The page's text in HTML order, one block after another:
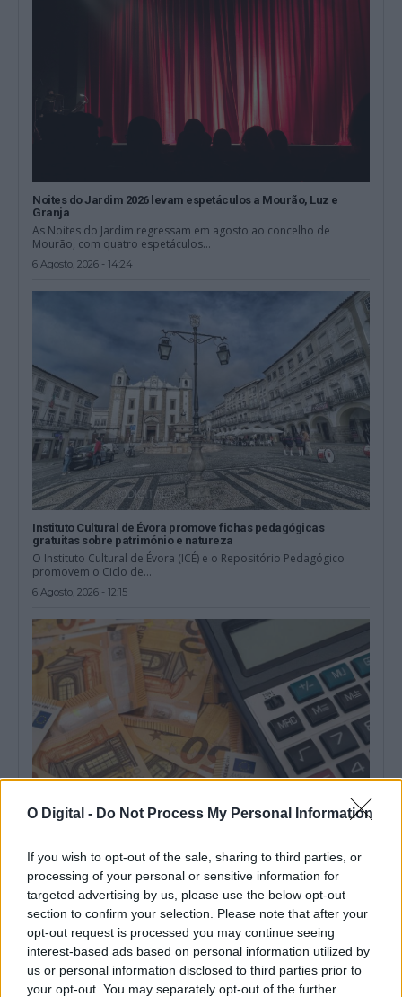
O Digital - Do Not Process My Personal Information
If you wish to opt-out of the sale, sharing to third parties, or
processing of your personal or sensitive information for
targeted advertising by us, please use the below opt-out
section to confirm your selection. Please note that after your
opt-out request is processed you may continue seeing
interest-based ads based on personal information utilized by
us or personal information disclosed to third parties prior to
your opt-out. You may separately opt-out of the further
Noites do Jardim 2026 levam espetáculos a Mourão, Luz e
Granja
As Noites do Jardim regressam em agosto ao concelho de
Mourão, com quatro espetáculos...
6 Agosto, 2026 - 14:24
Instituto Cultural de Évora promove fichas pedagógicas
gratuitas sobre património e natureza
O Instituto Cultural de Évora (ICÉ) e o Repositório Pedagógico
promovem o Ciclo de...
6 Agosto, 2026 - 12:15
Alentejo 2030 disponibiliza 5,3M€ para recuperação de
património histórico
O programa Alentejo 2030 tem abertas candidaturas para apoiar
investimentos de valorização cultural e...
4 Agosto, 2026 - 23:02